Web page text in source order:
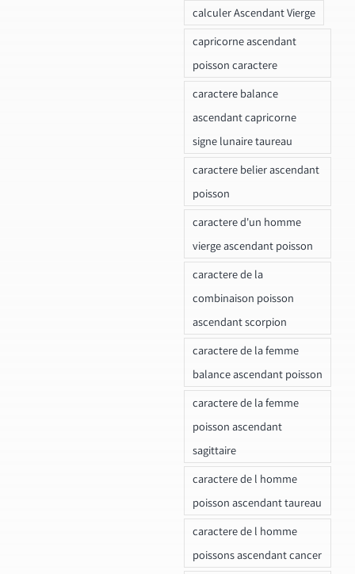
calculer Ascendant Vierge
capricorne ascendant
poisson caractere
caractere balance
ascendant capricorne
signe lunaire taureau
caractere belier ascendant
poisson
caractere d'un homme
vierge ascendant poisson
caractere de la
combinaison poisson
ascendant scorpion
caractere de la femme
balance ascendant poisson
caractere de la femme
poisson ascendant
sagittaire
caractere de l homme
poisson ascendant taureau
caractere de l homme
poissons ascendant cancer